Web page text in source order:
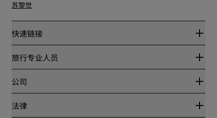
苏黎世
快速链接
丽赏会
Blog
目的地
丽笙酒店集团APP
旅行专业人员
合作伙伴
公司
丽笙酒店集团
法律